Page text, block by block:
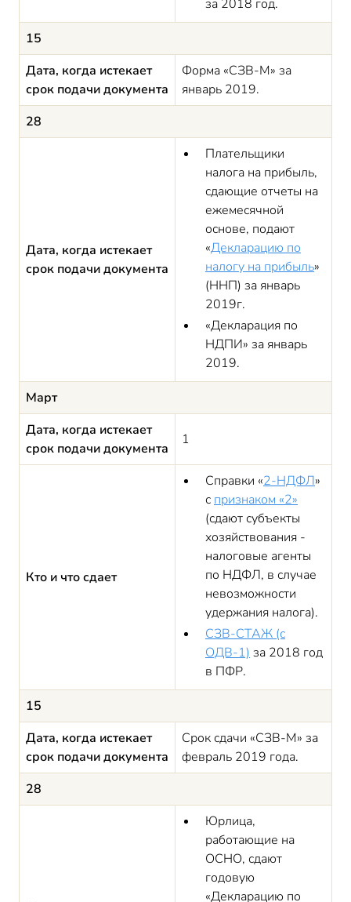
за 2018 год.
15
Дата, когда истекает
срок подачи документа
Форма «СЗВ-М» за
январь 2019.
28
Дата, когда истекает
срок подачи документа
Плательщики
налога на прибыль,
сдающие отчеты на
ежемесячной
основе, подают
«Декларацию по
налогу на прибыль»
(ННП) за январь
2019г.
«Декларация по
НДПИ» за январь
2019.
Март
Дата, когда истекает
срок подачи документа
1
Кто и что сдает
Справки «2-НДФЛ»
с признаком «2»
(сдают субъекты
хозяйствования -
налоговые агенты
по НДФЛ, в случае
невозможности
удержания налога).
СЗВ-СТАЖ (с
ОДВ-1) за 2018 год
в ПФР.
15
Дата, когда истекает
срок подачи документа
Срок сдачи «СЗВ-М» за
февраль 2019 года.
28
Юрлица,
работающие на
ОСНО, сдают
годовую
«Декларацию по